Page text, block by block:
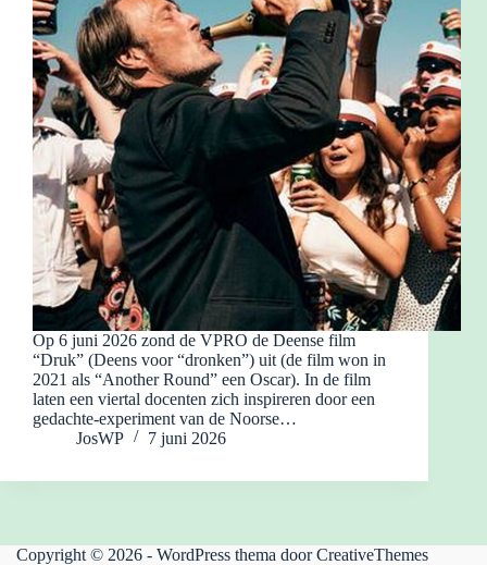
Op 6 juni 2026 zond de VPRO de Deense film
“Druk” (Deens voor “dronken”) uit (de film won in
2021 als “Another Round” een Oscar). In de film
laten een viertal docenten zich inspireren door een
gedachte-experiment van de Noorse…
JosWP
7 juni 2026
Copyright © 2026 - WordPress thema doorCreativeThemes